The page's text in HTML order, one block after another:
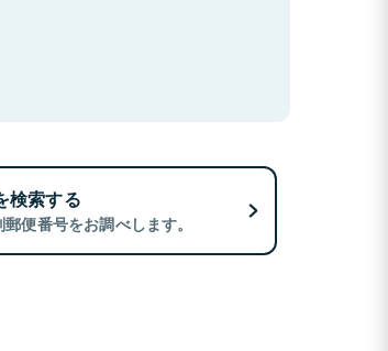
検索する
便番号をお調べします。